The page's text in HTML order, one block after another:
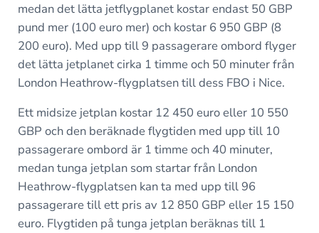
medan det lätta jetflygplanet kostar endast 50 GBP
pund mer (100 euro mer) och kostar 6 950 GBP (8
200 euro). Med upp till 9 passagerare ombord flyger
det lätta jetplanet cirka 1 timme och 50 minuter från
London Heathrow-flygplatsen till dess FBO i Nice.
Ett midsize jetplan kostar 12 450 euro eller 10 550
GBP och den beräknade flygtiden med upp till 10
passagerare ombord är 1 timme och 40 minuter,
medan tunga jetplan som startar från London
Heathrow-flygplatsen kan ta med upp till 96
passagerare till ett pris av 12 850 GBP eller 15 150
euro. Flygtiden på tunga jetplan beräknas till 1